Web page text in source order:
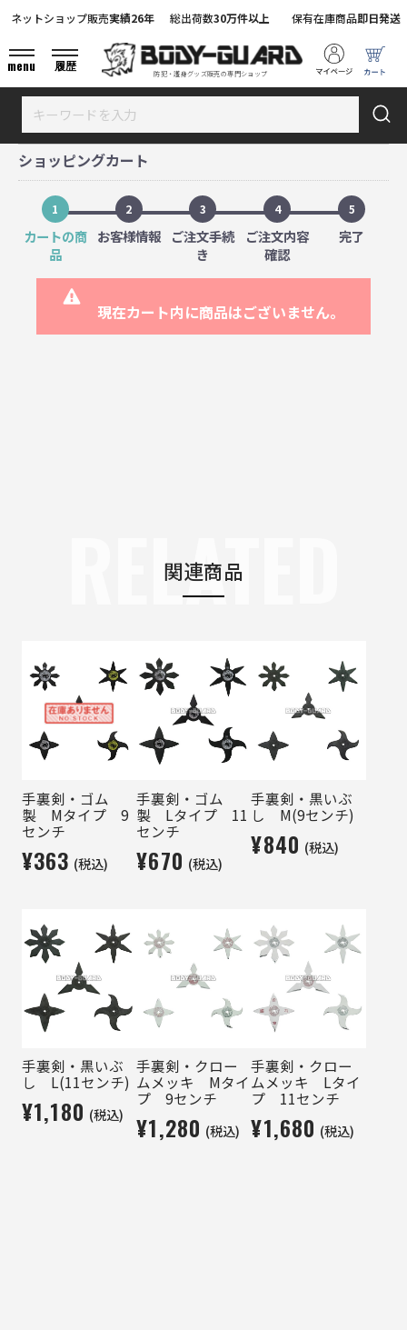
防犯・護身グッズ販売の専門ショップ
ネットショップ販売実績26年 総出荷数30万件以上 保有在庫商品即日発送
menu 履歴
ショッピングカート
1
カートの商
品
2
お客様情報
3
ご注文手続
き
4
ご注文内容
確認
5
完了
現在カート内に商品はございません。
関連商品
RELATED
手裏剣・ゴム
製 Mタイプ 9
センチ
¥363 (税込)
手裏剣・ゴム
製 Lタイプ 11
センチ
¥670 (税込)
手裏剣・黒いぶ
し M(9センチ)
¥840 (税込)
手裏剣・黒いぶ
し L(11センチ)
¥1,180 (税込)
手裏剣・クロー
ムメッキ Mタイ
プ 9センチ
¥1,280 (税込)
手裏剣・クロー
ムメッキ Lタイ
プ 11センチ
¥1,680 (税込)